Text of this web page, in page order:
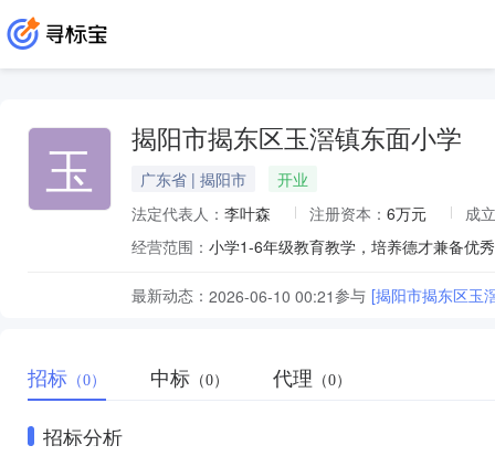
玉 揭阳市揭东区玉滘镇东面小学
广东省 | 揭阳市
开业
法定代表人： 李叶森 注册资本： 6万元
成
经营范围： 小学1-6年级教育教学，培养德才兼备优
最新动态： 2026-06-10 00:21参与 [揭阳市揭东区玉
招标 （0） 中标 （0） 代理 （0）
招标分析